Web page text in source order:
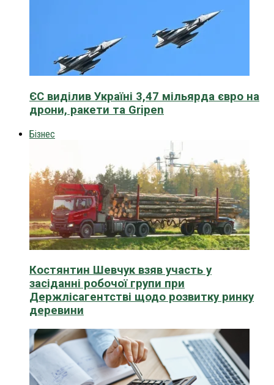
ЄС виділив Україні 3,47 мільярда євро на
дрони, ракети та Gripen
Бізнес
Костянтин Шевчук взяв участь у
засіданні робочої групи при
Держлісагентстві щодо розвитку ринку
деревини